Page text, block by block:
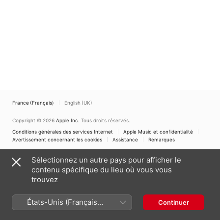
France (Français) English (UK)
Copyright © 2026 Apple Inc. Tous droits réservés.
Conditions générales des services Internet
Apple Music et confidentialité
Avertissement concernant les cookies
Assistance Remarques
Sélectionnez un autre pays pour afficher le
contenu spécifique du lieu où vous vous
trouvez
États-Unis (Français
France)
Continuer